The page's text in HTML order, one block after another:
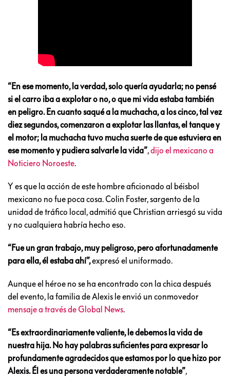
“En ese momento, la verdad, solo quería ayudarla; no pensé
si el carro iba a explotar o no, o que mi vida estaba también
en peligro. En cuanto saqué a la muchacha, a los cinco, tal vez
diez segundos, comenzaron a explotar las llantas, el tanque y
el motor; la muchacha tuvo mucha suerte de que estuviera en
ese momento y pudiera salvarle la vida”,dijo el mexicano a
Noticiero Noroeste.
Y es que la acción de este hombre aficionado al béisbol
mexicano no fue poca cosa. Colin Foster, sargento de la
unidad de tráfico local, admitió que Christian arriesgó su vida
y no cualquiera habría hecho eso.
“Fue un gran trabajo, muy peligroso, pero afortunadamente
para ella, él estaba ahí”,expresó el uniformado.
Aunque el héroe no se ha encontrado con la chica después
del evento, la familia de Alexis le envió un conmovedor
mensaje a través de Global News.
“Es extraordinariamente valiente, le debemos la vida de
nuestra hija. No hay palabras suficientes para expresar lo
profundamente agradecidos que estamos por lo que hizo por
Alexis. Él es una persona verdaderamente notable”,